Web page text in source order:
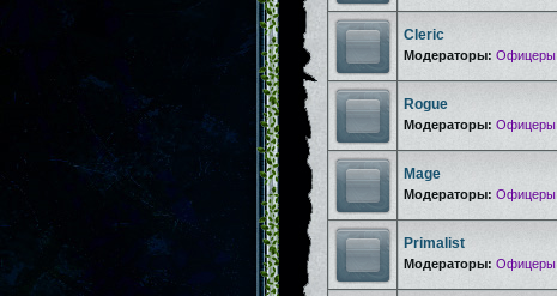
Cleric
Модераторы: Офицеры
Rogue
Модераторы: Офицеры
Mage
Модераторы: Офицеры
Primalist
Модераторы: Офицеры